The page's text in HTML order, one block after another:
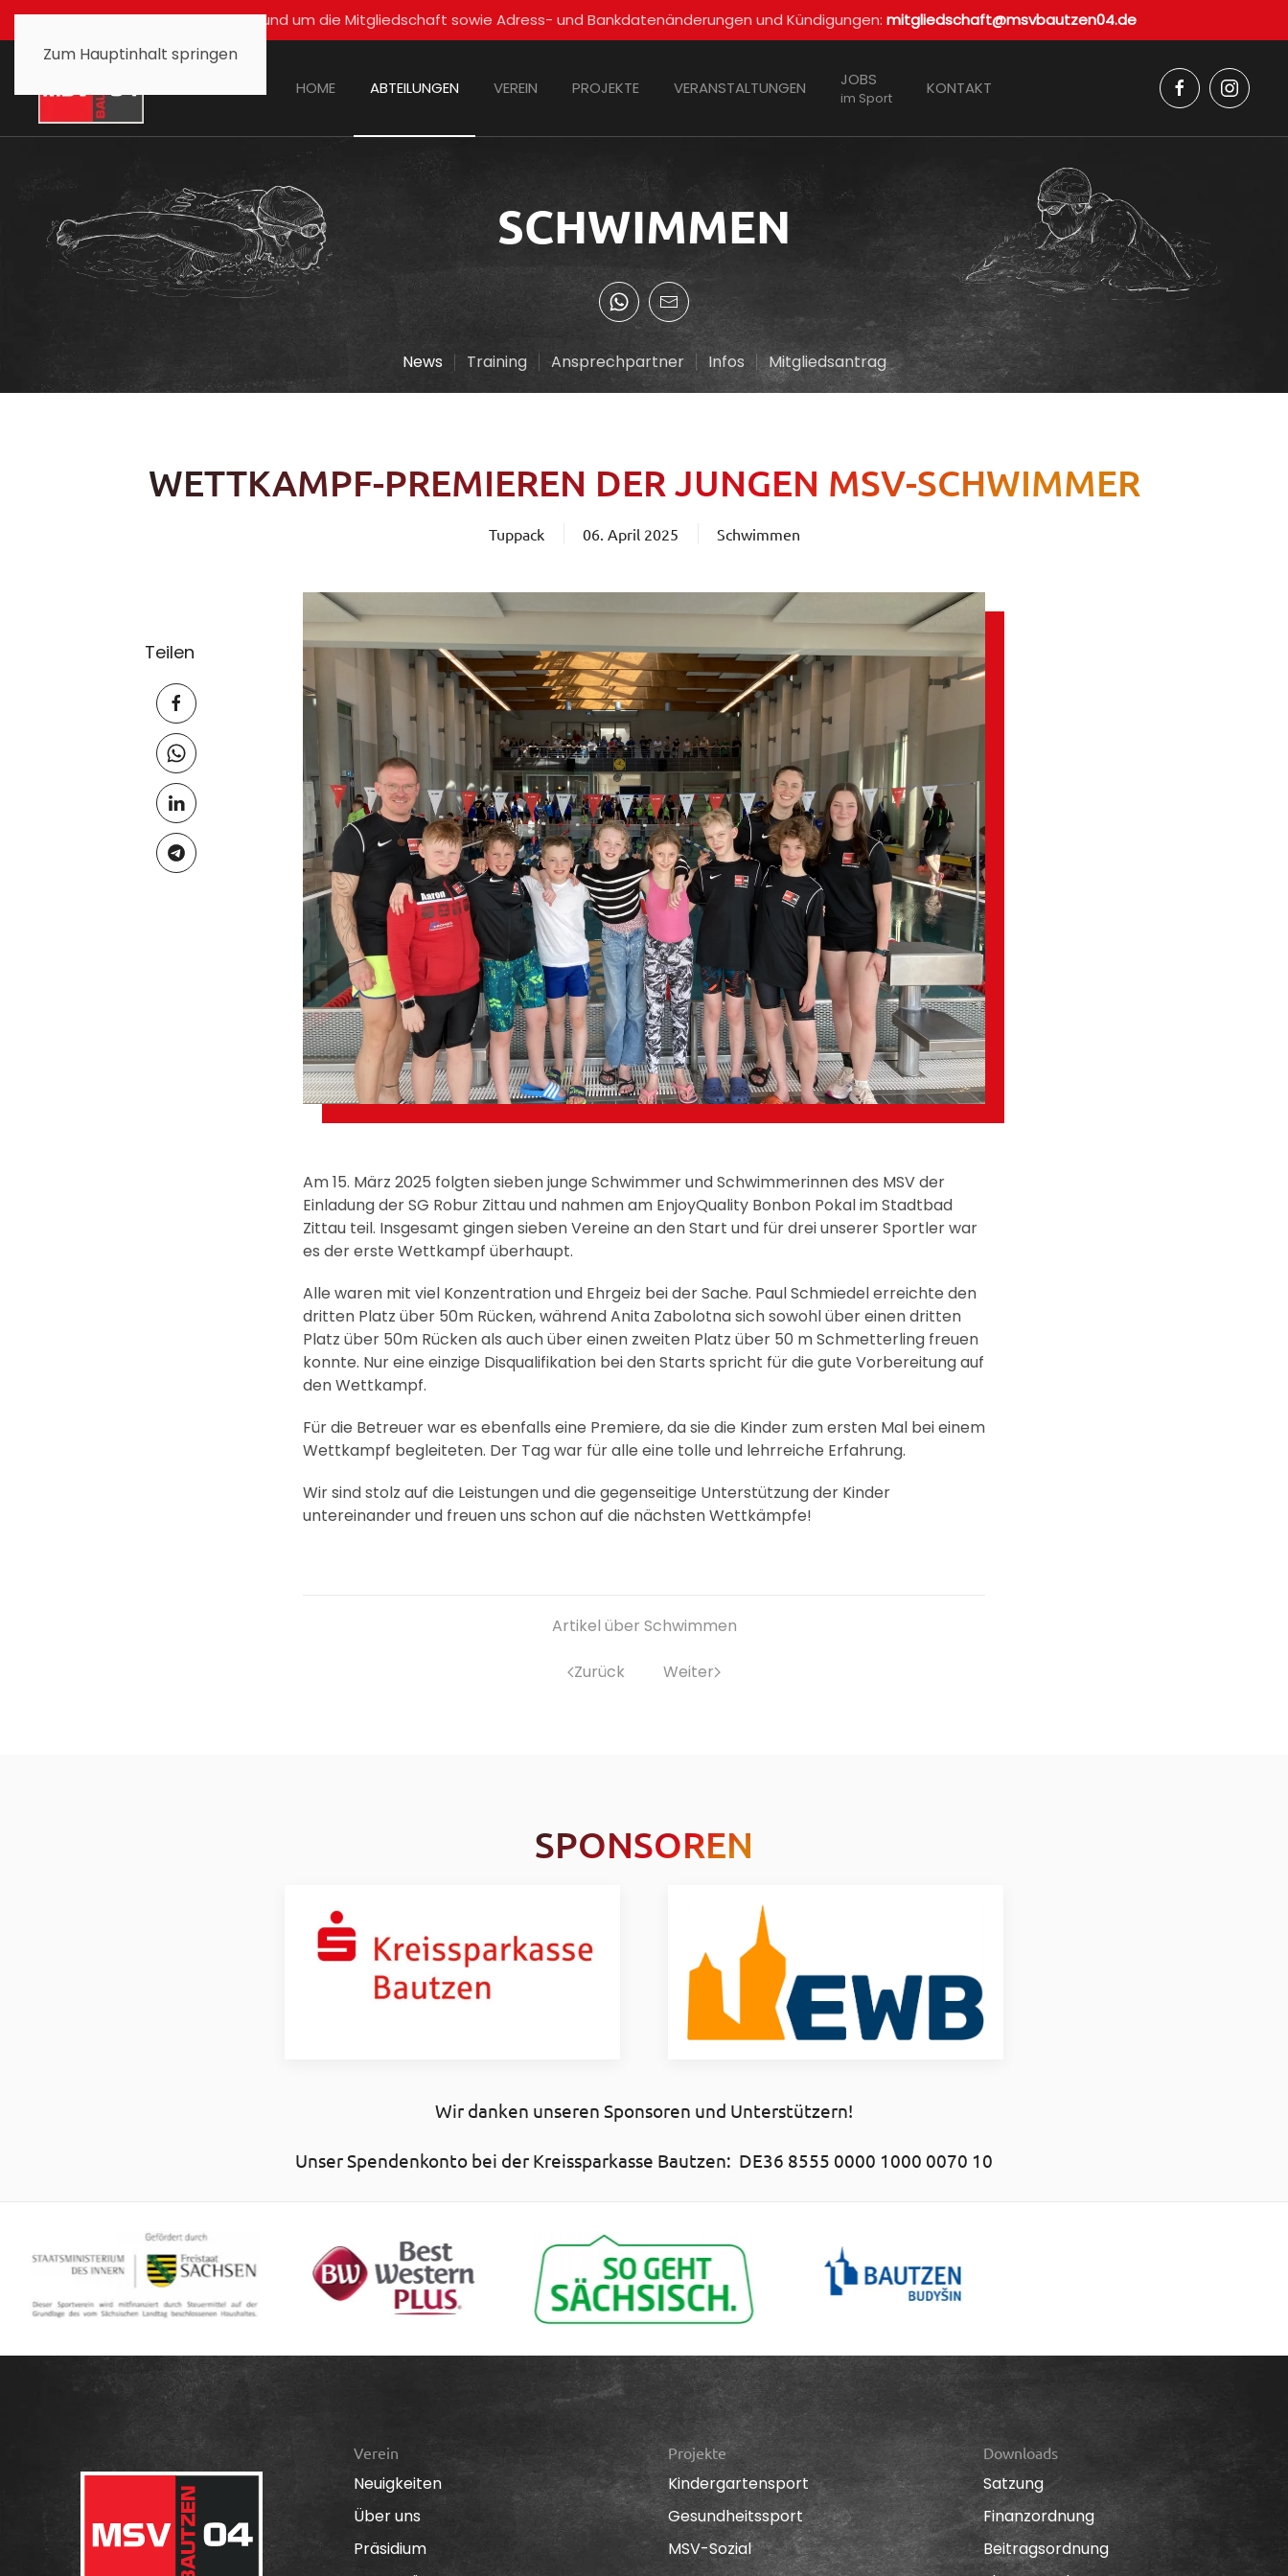
Zum Hauptinhalt springen
Für alle Fragen rund um die Mitgliedschaft sowie Adress- und Bankdatenänderungen und Kündigungen: mitgliedschaft@msvbautzen04.de
HOME ABTEILUNGEN VEREIN PROJEKTE VERANSTALTUNGEN JOBS
im Sport
KONTAKT
SCHWIMMEN
News Training Ansprechpartner Infos Mitgliedsantrag
WETTKAMPF-PREMIEREN DER JUNGEN MSV-SCHWIMMER
Tuppack 06. April 2025 Schwimmen
Teilen
Am 15. März 2025 folgten sieben junge Schwimmer und Schwimmerinnen des MSV der
Einladung der SG Robur Zittau und nahmen am EnjoyQuality Bonbon Pokal im Stadtbad
Zittau teil. Insgesamt gingen sieben Vereine an den Start und für drei unserer Sportler war
es der erste Wettkampf überhaupt.
Alle waren mit viel Konzentration und Ehrgeiz bei der Sache. Paul Schmiedel erreichte den
dritten Platz über 50m Rücken, während Anita Zabolotna sich sowohl über einen dritten
Platz über 50m Rücken als auch über einen zweiten Platz über 50 m Schmetterling freuen
konnte. Nur eine einzige Disqualifikation bei den Starts spricht für die gute Vorbereitung auf
den Wettkampf.
Für die Betreuer war es ebenfalls eine Premiere, da sie die Kinder zum ersten Mal bei einem
Wettkampf begleiteten. Der Tag war für alle eine tolle und lehrreiche Erfahrung.
Wir sind stolz auf die Leistungen und die gegenseitige Unterstützung der Kinder
untereinander und freuen uns schon auf die nächsten Wettkämpfe!
Artikel über Schwimmen
Zurück Weiter
SPONSOREN
Wir danken unseren Sponsoren und Unterstützern!
Unser Spendenkonto bei der Kreissparkasse Bautzen: DE36 8555 0000 1000 0070 10
Verein
Neuigkeiten
Über uns
Präsidium
Projekte
Kindergartensport
Gesundheitssport
MSV-Sozial
Downloads
Satzung
Finanzordnung
Beitragsordnung